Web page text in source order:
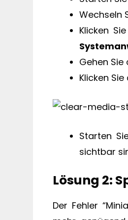
Wechseln
Klicken
Gehen
Klicken
Starten
sichtbar
Lösung 2:
Der Fehler